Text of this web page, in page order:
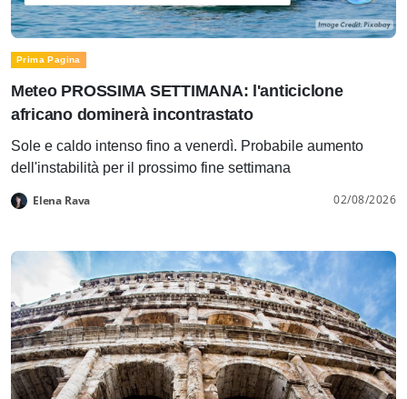
Prima Pagina
Meteo PROSSIMA SETTIMANA: l'anticiclone
africano dominerà incontrastato
Sole e caldo intenso fino a venerdì. Probabile aumento
dell'instabilità per il prossimo fine settimana
Elena Rava 02/08/2026